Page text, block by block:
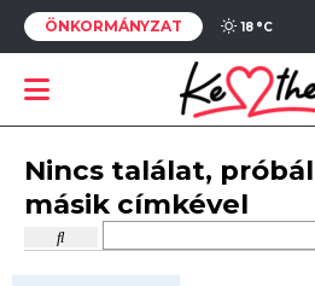
ÖNKORMÁNYZAT 18 °C
Nincs találat,
másik címkével